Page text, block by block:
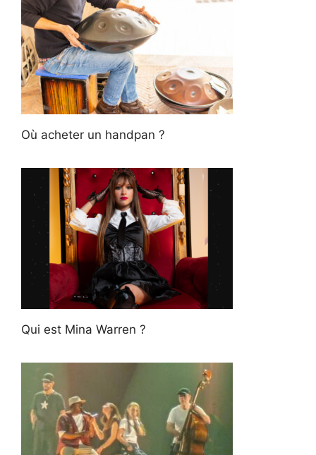
Où acheter un handpan ?
Qui est Mina Warren ?